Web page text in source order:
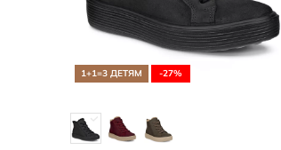
1+1=3 ДЕТЯМ -27%